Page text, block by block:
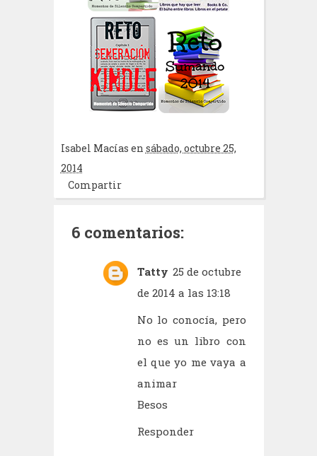
Isabel Macías en sábado, octubre 25,
2014
Compartir
6 comentarios:
Tatty 25 de octubre
de 2014 a las 13:18
No lo conocía, pero
no es un libro con
el que yo me vaya a
animar
Besos
Responder